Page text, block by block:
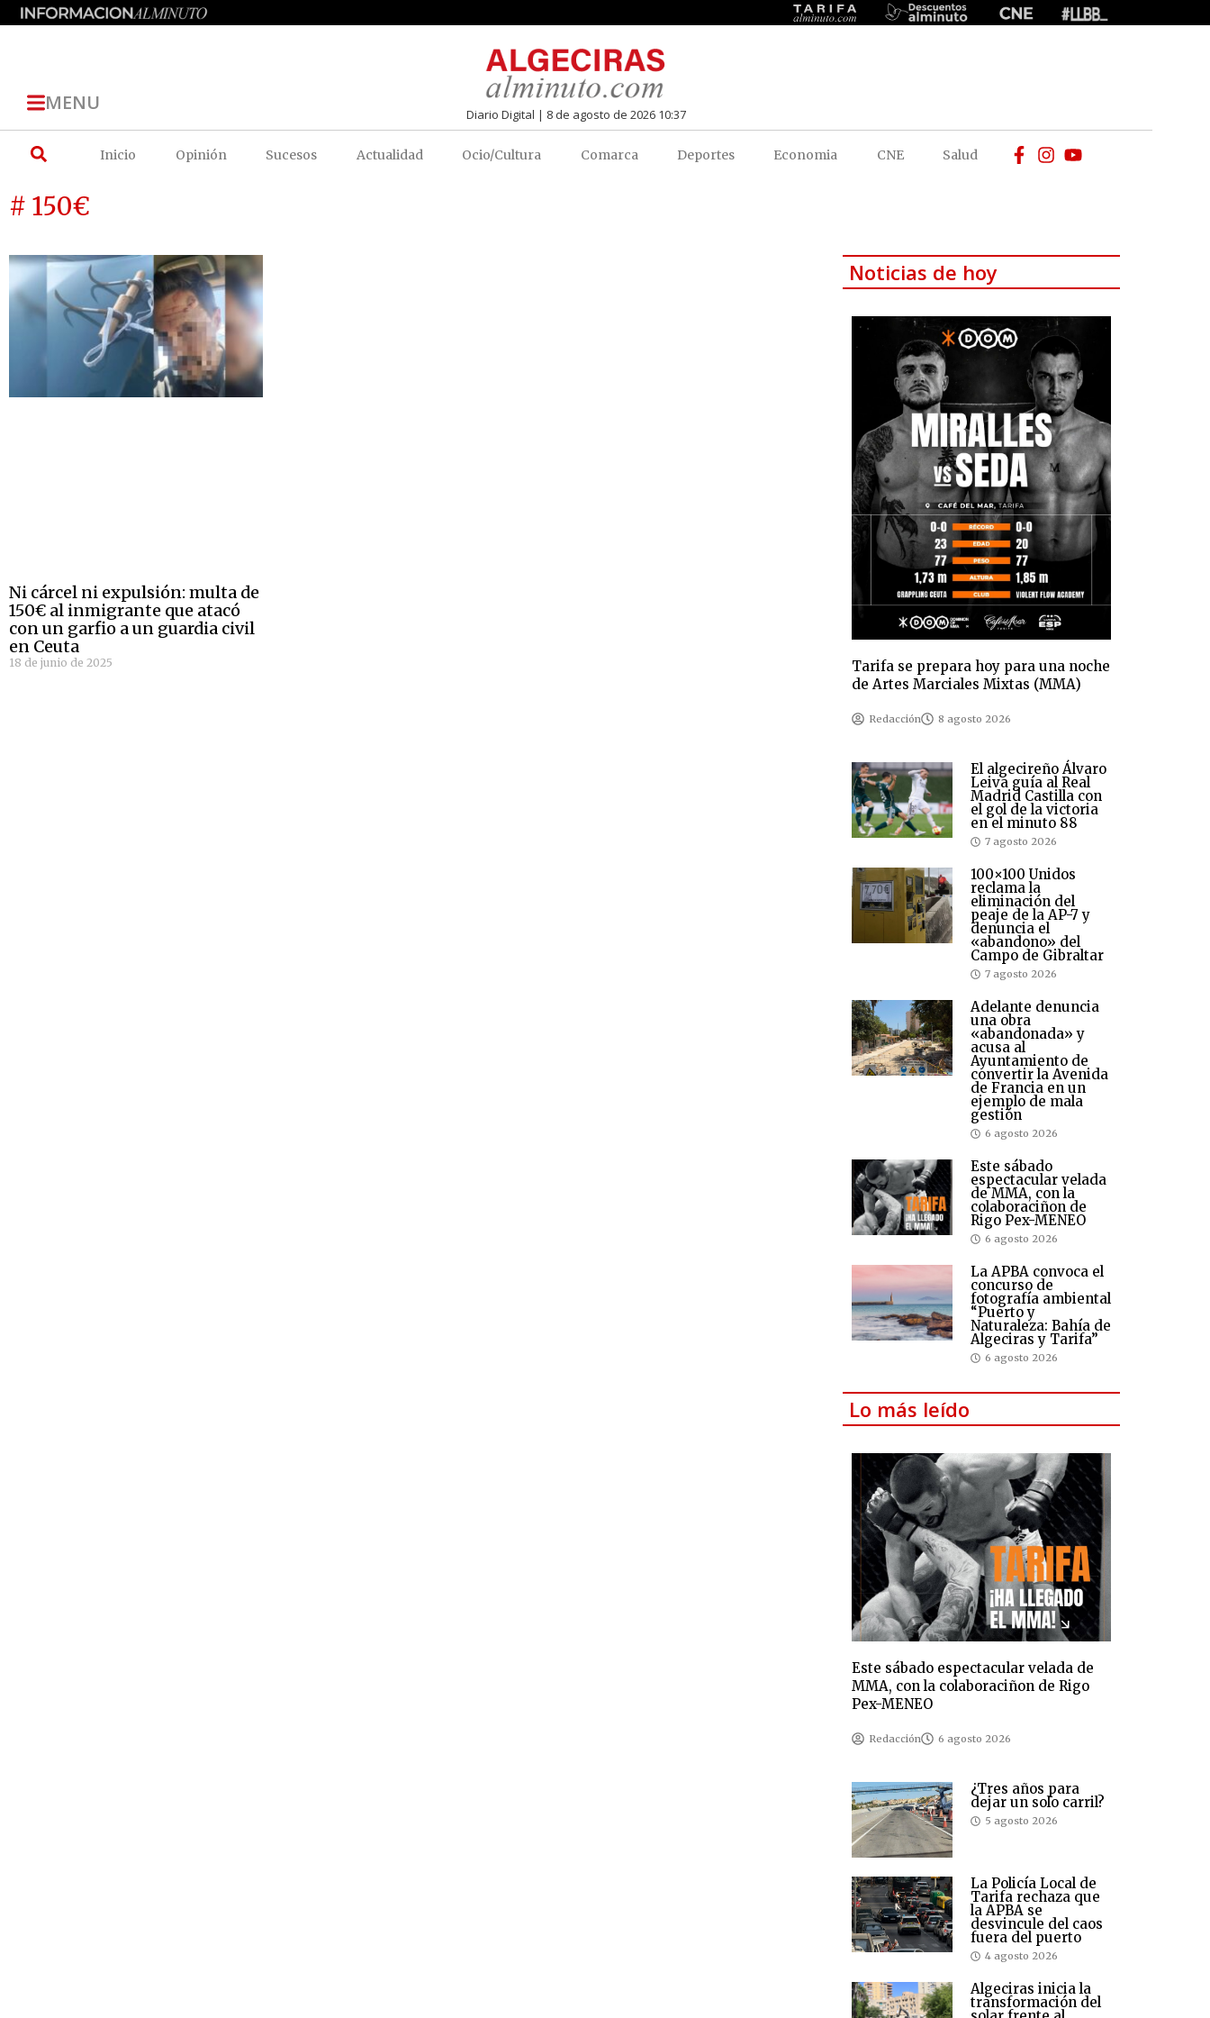
MENU Diario Digital | 8 de agosto de 2026 10:37
Inicio Opinión Sucesos Actualidad Ocio/Cultura Comarca Deportes Economia CNE Salud
# 150€
Ni cárcel ni expulsión: multa de
150€ al inmigrante que atacó
con un garfio a un guardia civil
en Ceuta
18 de junio de 2025
Noticias de hoy
Tarifa se prepara hoy para una noche
de Artes Marciales Mixtas (MMA)
Redacción 8 agosto 2026
El algecireño Álvaro
Leiva guía al Real
Madrid Castilla con
el gol de la victoria
en el minuto 88
7 agosto 2026
100×100 Unidos
reclama la
eliminación del
peaje de la AP-7 y
denuncia el
«abandono» del
Campo de Gibraltar
7 agosto 2026
Adelante denuncia
una obra
«abandonada» y
acusa al
Ayuntamiento de
convertir la Avenida
de Francia en un
ejemplo de mala
gestión
6 agosto 2026
Este sábado
espectacular velada
de MMA, con la
colaboraciñon de
Rigo Pex-MENEO
6 agosto 2026
La APBA convoca el
concurso de
fotografía ambiental
“Puerto y
Naturaleza: Bahía de
Algeciras y Tarifa”
6 agosto 2026
Lo más leído
Este sábado espectacular velada de
MMA, con la colaboraciñon de Rigo
Pex-MENEO
Redacción 6 agosto 2026
¿Tres años para
dejar un solo carril?
5 agosto 2026
La Policía Local de
Tarifa rechaza que
la APBA se
desvincule del caos
fuera del puerto
4 agosto 2026
Algeciras inicia la
transformación del